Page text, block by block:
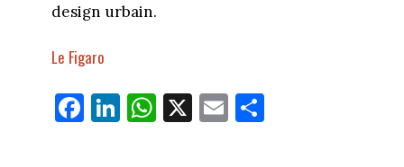
design urbain.
Le Figaro
Fa
ce
Li
nk
W
ha
X E
m
Pa